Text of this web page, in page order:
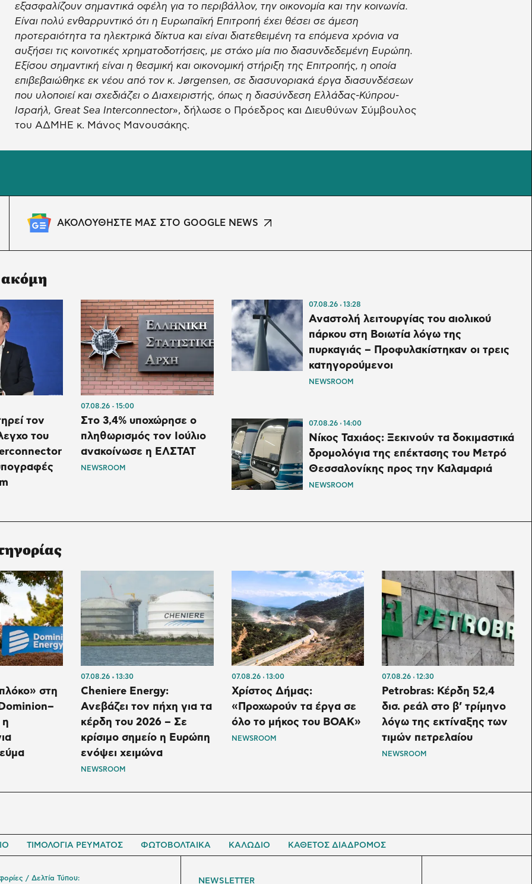
εξασφαλίζουν σημαντικά οφέλη για το περιβάλλον, την οικονομία και την κοινωνία.
Είναι πολύ ενθαρρυντικό ότι η Ευρωπαϊκή Επιτροπή έχει θέσει σε άμεση
προτεραιότητα τα ηλεκτρικά δίκτυα και είναι διατεθειμένη τα επόμενα χρόνια να
αυξήσει τις κοινοτικές χρηματοδοτήσεις, με στόχο μία πιο διασυνδεδεμένη Ευρώπη.
Εξίσου σημαντική είναι η θεσμική και οικονομική στήριξη της Επιτροπής, η οποία
επιβεβαιώθηκε εκ νέου από τον κ. Jørgensen, σε διασυνοριακά έργα διασυνδέσεων
που υλοποιεί και σχεδιάζει ο Διαχειριστής, όπως η διασύνδεση Ελλάδας-Κύπρου-
Ισραήλ, Great Sea Interconnector», δήλωσε ο Πρόεδρος και Διευθύνων Σύμβουλος
του ΑΔΜΗΕ κ. Μάνος Μανουσάκης.
ΑΚΟΛΟΥΘΗΣΤΕ ΜΑΣ ΣΤΟ GOOGLE NEWS
τον
του
07.08.26 15:00
Στο 3,4% υποχώρησε ο
πληθωρισμός τον Ιούλιο
ανακοίνωσε η ΕΛΣΤΑΤ
NEWSROOM
07.08.26 13:28
Αναστολή λειτουργίας του αιολικού
πάρκου στη Βοιωτία λόγω της
πυρκαγιάς – Προφυλακίστηκαν οι τρεις
κατηγορούμενοι
NEWSROOM
07.08.26 14:00
Νίκος Ταχιάος: Ξεκινούν τα δοκιμαστικά
δρομολόγια της επέκτασης του Μετρό
Θεσσαλονίκης προς την Καλαμαριά
NEWSROOM
στη
η
07.08.26 13:30
Cheniere Energy:
Ανεβάζει τον πήχη για τα
κέρδη του 2026 – Σε
κρίσιμο σημείο η Ευρώπη
ενόψει χειμώνα
NEWSROOM
07.08.26 13:00
Χρίστος Δήμας:
«Προχωρούν τα έργα σε
όλο το μήκος του ΒΟΑΚ»
NEWSROOM
07.08.26 12:30
Petrobras: Κέρδη 52,4
δισ. ρεάλ στο β’ τρίμηνο
λόγω της εκτίναξης των
τιμών πετρελαίου
NEWSROOM
ΤΙΜΟΛΟΓΙΑ ΡΕΥΜΑΤΟΣ ΦΩΤΟΒΟΛΤΑΙΚΑ ΚΑΛΩΔΙΟ ΚΑΘΕΤΟΣ ΔΙΑΔΡΟΜΟΣ
NEWSLETTER
/ Δελτία Τύπου: